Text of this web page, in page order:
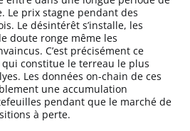
Le prix stagne pendant des
Le désintérêt s’installe, les
doute ronge même les
C’est précisément ce
qui constitue le terreau le plus
Les données on-chain de ces
une accumulation
pendant que le marché de
à perte.